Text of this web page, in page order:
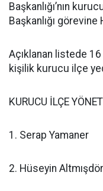
Başkanlığı’nın
Başkanlığı
Açıklanan listede
kişilik kurucu ilçe
KURUCU İLÇE
1. Serap Yamaner
2. Hüseyin